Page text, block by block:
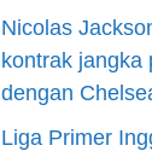
Nicolas
kontrak jangka
dengan
Liga Primer